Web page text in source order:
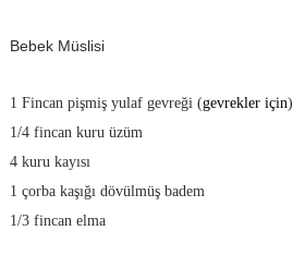
Bebek Müslisi
1 Fincan pişmiş yulaf gevreği (gevrekler için)
1/4 fincan kuru üzüm
4 kuru kayısı
1 çorba kaşığı dövülmüş badem
1/3 fincan elma